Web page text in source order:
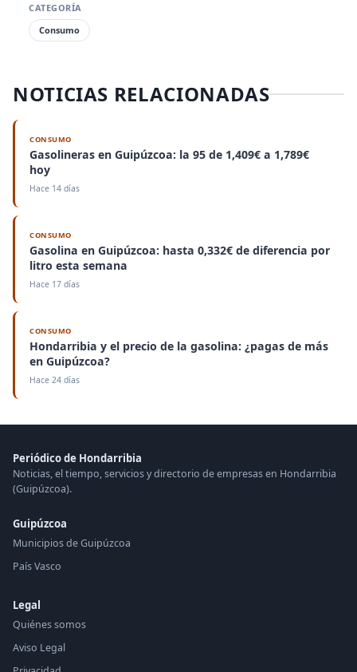
CATEGORÍA
Consumo
NOTICIAS RELACIONADAS
CONSUMO
Gasolineras en Guipúzcoa: la 95 de 1,409€ a 1,789€
hoy
Hace 14 días
CONSUMO
Gasolina en Guipúzcoa: hasta 0,332€ de diferencia por
litro esta semana
Hace 17 días
CONSUMO
Hondarribia y el precio de la gasolina: ¿pagas de más
en Guipúzcoa?
Hace 24 días
Periódico de Hondarribia
Noticias, el tiempo, servicios y directorio de empresas en Hondarribia
(Guipúzcoa).
Guipúzcoa
Municipios de Guipúzcoa
País Vasco
Legal
Quiénes somos
Aviso Legal